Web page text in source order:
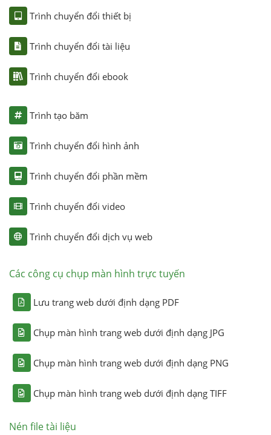
Trình chuyển đổi thiết bị
Trình chuyển đổi tài liệu
Trình chuyển đổi ebook
Trình tạo băm
Trình chuyển đổi hình ảnh
Trình chuyển đổi phần mềm
Trình chuyển đổi video
Trình chuyển đổi dịch vụ web
Các công cụ chụp màn hình trực tuyến
Lưu trang web dưới định dạng PDF
Chụp màn hình trang web dưới định dạng JPG
Chụp màn hình trang web dưới định dạng PNG
Chụp màn hình trang web dưới định dạng TIFF
Nén file tài liệu